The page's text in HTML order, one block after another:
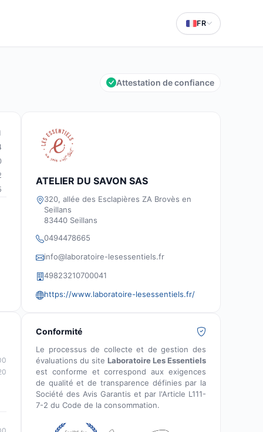
FR
Attestation de confiance
ATELIER DU SAVON SAS
320, allée des Esclapières ZA Brovès en
Seillans
83440 Seillans
0494478665
info@laboratoire-lesessentiels.fr
49823210700041
https://www.laboratoire-lesessentiels.fr/
Conformité
Le processus de collecte et de gestion des
évaluations du site Laboratoire Les Essentiels
est conforme et correspond aux exigences
de qualité et de transparence définies par la
Société des Avis Garantis et par l'Article L111-
7-2 du Code de la consommation.